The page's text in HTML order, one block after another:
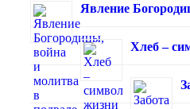
Явление
Хлеб –